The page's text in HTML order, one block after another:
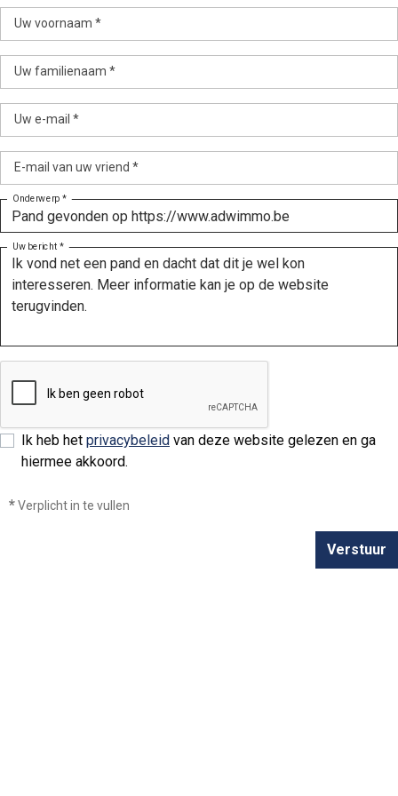
Uw voornaam *
Uw familienaam *
Uw e-mail *
E-mail van uw vriend *
Onderwerp *
Uw bericht *
Ik heb het privacybeleid van deze website gelezen en ga
hiermee akkoord.
*Verplicht in te vullen
Verstuur